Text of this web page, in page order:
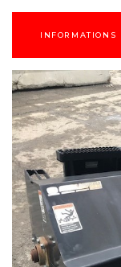
INFORMATIONS